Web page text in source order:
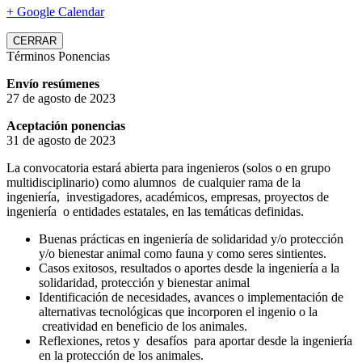
+ Google Calendar
CERRAR
Términos Ponencias
Envío resúmenes
27 de agosto de 2023
Aceptación ponencias
31 de agosto de 2023
La convocatoria estará abierta para ingenieros (solos o en grupo
multidisciplinario) como alumnos de cualquier rama de la
ingeniería, investigadores, académicos, empresas, proyectos de
ingeniería o entidades estatales, en las temáticas definidas.
Buenas prácticas en ingeniería de solidaridad y/o protección
y/o bienestar animal como fauna y como seres sintientes.
Casos exitosos, resultados o aportes desde la ingeniería a la
solidaridad, protección y bienestar animal
Identificación de necesidades, avances o implementación de
alternativas tecnológicas que incorporen el ingenio o la
creatividad en beneficio de los animales.
Reflexiones, retos y desafíos para aportar desde la ingeniería
en la protección de los animales.